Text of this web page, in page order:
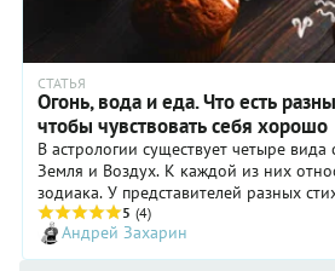
СТАТЬЯ
Огонь, вода и еда. Что есть
чтобы чувствовать себя хорошо
В астрологии существует четыре
Земля и Воздух. К каждой из них
зодиака. У представителей разных
метаболизм, иная реакция на одну и
другой аппетит. А еще знаки зодиака делятся на мужские и
женские, и это тоже имеет значение
5 (4)
Андрей Захарин